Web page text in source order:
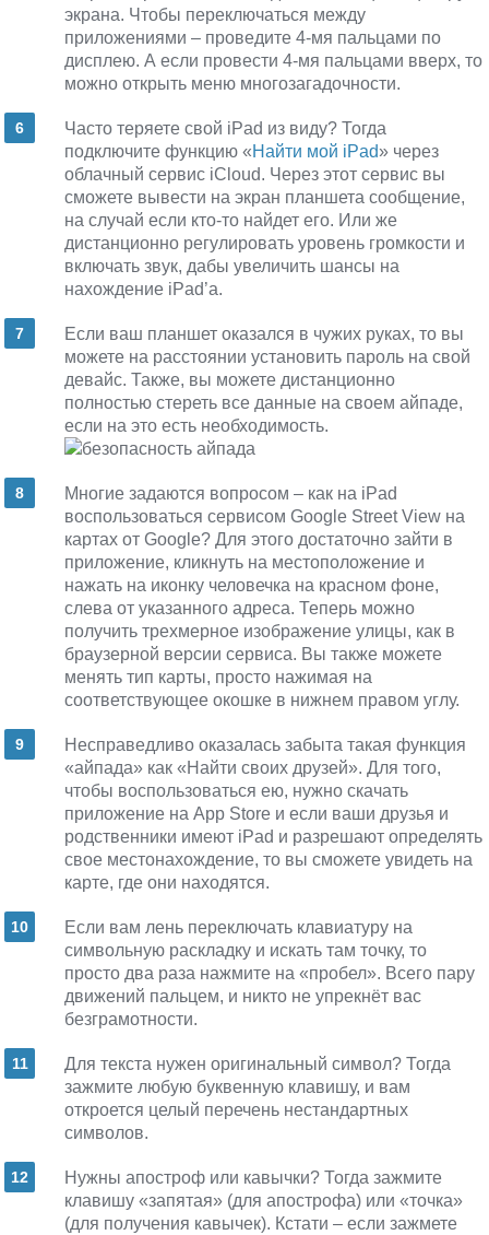
экрана. Чтобы переключаться между
приложениями – проведите 4-мя пальцами по
дисплею. А если провести 4-мя пальцами вверх, то
можно открыть меню многозагадочности.
Часто теряете свой iPad из виду? Тогда
подключите функцию «Найти мой iPad» через
облачный сервис iCloud. Через этот сервис вы
сможете вывести на экран планшета сообщение,
на случай если кто-то найдет его. Или же
дистанционно регулировать уровень громкости и
включать звук, дабы увеличить шансы на
нахождение iPad’а.
Если ваш планшет оказался в чужих руках, то вы
можете на расстоянии установить пароль на свой
девайс. Также, вы можете дистанционно
полностью стереть все данные на своем айпаде,
если на это есть необходимость.
Многие задаются вопросом – как на iPad
воспользоваться сервисом Google Street View на
картах от Google? Для этого достаточно зайти в
приложение, кликнуть на местоположение и
нажать на иконку человечка на красном фоне,
слева от указанного адреса. Теперь можно
получить трехмерное изображение улицы, как в
браузерной версии сервиса. Вы также можете
менять тип карты, просто нажимая на
соответствующее окошке в нижнем правом углу.
Несправедливо оказалась забыта такая функция
«айпада» как «Найти своих друзей». Для того,
чтобы воспользоваться ею, нужно скачать
приложение на App Store и если ваши друзья и
родственники имеют iPad и разрешают определять
свое местонахождение, то вы сможете увидеть на
карте, где они находятся.
Если вам лень переключать клавиатуру на
символьную раскладку и искать там точку, то
просто два раза нажмите на «пробел». Всего пару
движений пальцем, и никто не упрекнёт вас
безграмотности.
Для текста нужен оригинальный символ? Тогда
зажмите любую буквенную клавишу, и вам
откроется целый перечень нестандартных
символов.
Нужны апостроф или кавычки? Тогда зажмите
клавишу «запятая» (для апострофа) или «точка»
(для получения кавычек). Кстати – если зажмете